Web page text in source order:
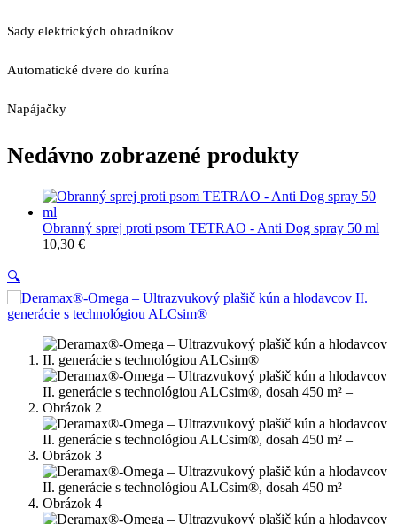
Sady elektrických ohradníkov
Automatické dvere do kurína
Napájačky
Nedávno zobrazené produkty
Obranný sprej proti psom TETRAO - Anti Dog spray 50 ml
10,30 €
🔍